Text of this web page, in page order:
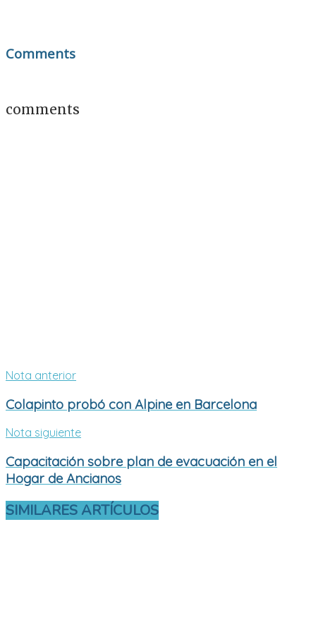
Comments
comments
Nota anterior
Colapinto probó con Alpine en Barcelona
Nota siguiente
Capacitación sobre plan de evacuación en el
Hogar de Ancianos
SIMILARES ARTÍCULOS